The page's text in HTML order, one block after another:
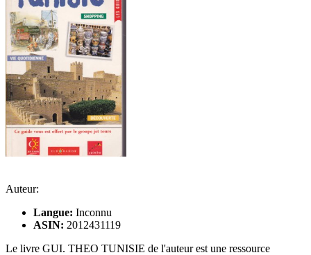
Auteur:
Langue: Inconnu
ASIN: 2012431119
Le livre GUI. THEO TUNISIE de l'auteur est une ressource